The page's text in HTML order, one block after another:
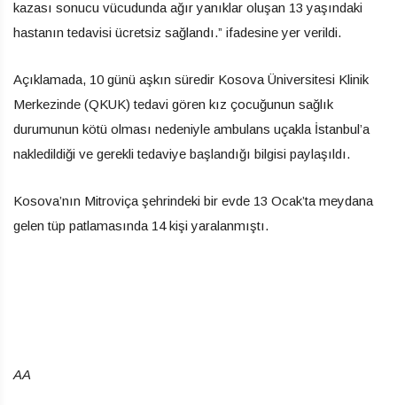
kazası sonucu vücudunda ağır yanıklar oluşan 13 yaşındaki
hastanın tedavisi ücretsiz sağlandı.” ifadesine yer verildi.
Açıklamada, 10 günü aşkın süredir Kosova Üniversitesi Klinik
Merkezinde (QKUK) tedavi gören kız çocuğunun sağlık
durumunun kötü olması nedeniyle ambulans uçakla İstanbul’a
nakledildiği ve gerekli tedaviye başlandığı bilgisi paylaşıldı.
Kosova’nın Mitroviça şehrindeki bir evde 13 Ocak’ta meydana
gelen tüp patlamasında 14 kişi yaralanmıştı.
AA